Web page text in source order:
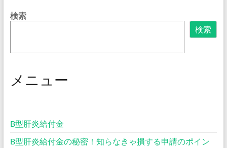
検索
検索
メニュー
B型肝炎給付金
B型肝炎給付金の秘密！知らなきゃ損する申請のポイン